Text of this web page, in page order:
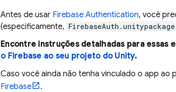
Antes de usar Firebase Authentication, você
(especificamente, FirebaseAuth.unitypackage
Encontre instruções detalhadas para essas
o Firebase ao seu projeto do Unity.
Caso você ainda não tenha vinculado o app ao
Firebase
.